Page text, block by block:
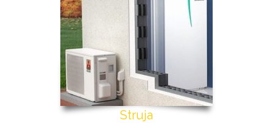
Struja